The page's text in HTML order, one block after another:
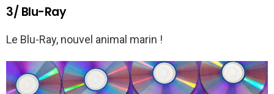
3/ Blu-Ray
Le Blu-Ray, nouvel animal marin !